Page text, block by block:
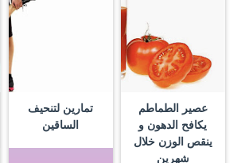
عصير الطماطم
يكافح الدهون و
ينقص الوزن خلال
شهرين
تمارين لتنحيف
الساقين